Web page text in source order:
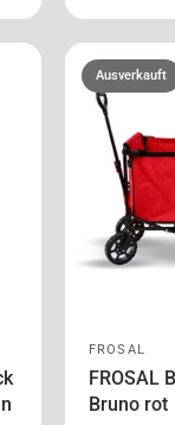
Ausverkauft
FROSAL
FROSAL
Bruno rot